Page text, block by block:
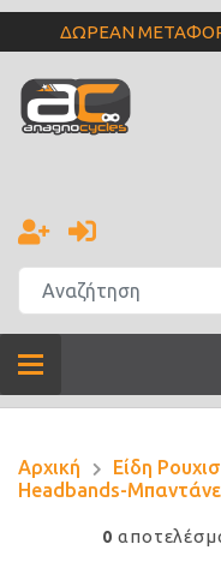
ΔΩΡΕΑΝ
Αρχική Είδη
Headbands-
0